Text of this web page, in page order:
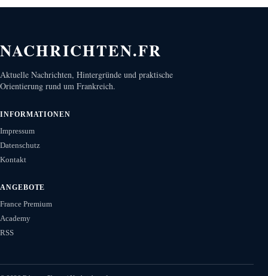
NACHRICHTEN.FR
Aktuelle Nachrichten, Hintergründe und praktische
Orientierung rund um Frankreich.
INFORMATIONEN
Impressum
Datenschutz
Kontakt
ANGEBOTE
France Premium
Academy
RSS